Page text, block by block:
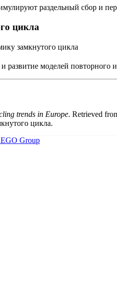
раздельный сбор и
цикла
моделей повторного
trends in Europe. Retrieved
цикла.